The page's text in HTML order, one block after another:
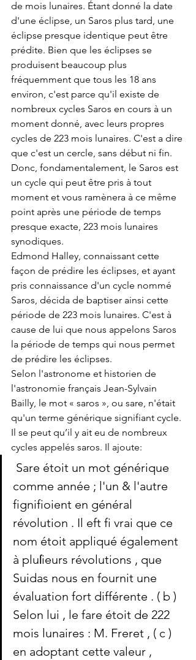
de mois lunaires. Étant donné la date
d'une éclipse, un Saros plus tard, une
éclipse presque identique peut être
prédite. Bien que les éclipses se
produisent beaucoup plus
fréquemment que tous les 18 ans
environ, c'est parce qu'il existe de
nombreux cycles Saros en cours à un
moment donné, avec leurs propres
cycles de 223 mois lunaires. C'est a dire
que c'est un cercle, sans début ni fin.
Donc, fondamentalement, le Saros est
un cycle qui peut être pris à tout
moment et vous ramènera à ce même
point après une période de temps
presque exacte, 223 mois lunaires
synodiques.
Edmond Halley, connaissant cette
façon de prédire les éclipses, et ayant
pris connaissance d'un cycle nommé
Saros, décida de baptiser ainsi cette
période de 223 mois lunaires. C'est à
cause de lui que nous appelons Saros
la période de temps qui nous permet
de prédire les éclipses.
Selon l'astronome et historien de
l'astronomie français Jean-Sylvain
Bailly, le mot « saros », ou sare, n'était
qu'un terme générique signifiant cycle.
Il se peut qu’il y ait eu de nombreux
cycles appelés saros. Il ajoute:
comme année ; l'un & l'autre
fignifioient en général
révolution . Il eft fi vrai que ce
nom étoit appliqué également
à pluſieurs révolutions , que
Suidas nous en fournit une
évaluation fort différente . ( b )
Selon lui , le fare étoit de 222
mois lunaires : M. Freret , ( c )
en adoptant cette valeur ,